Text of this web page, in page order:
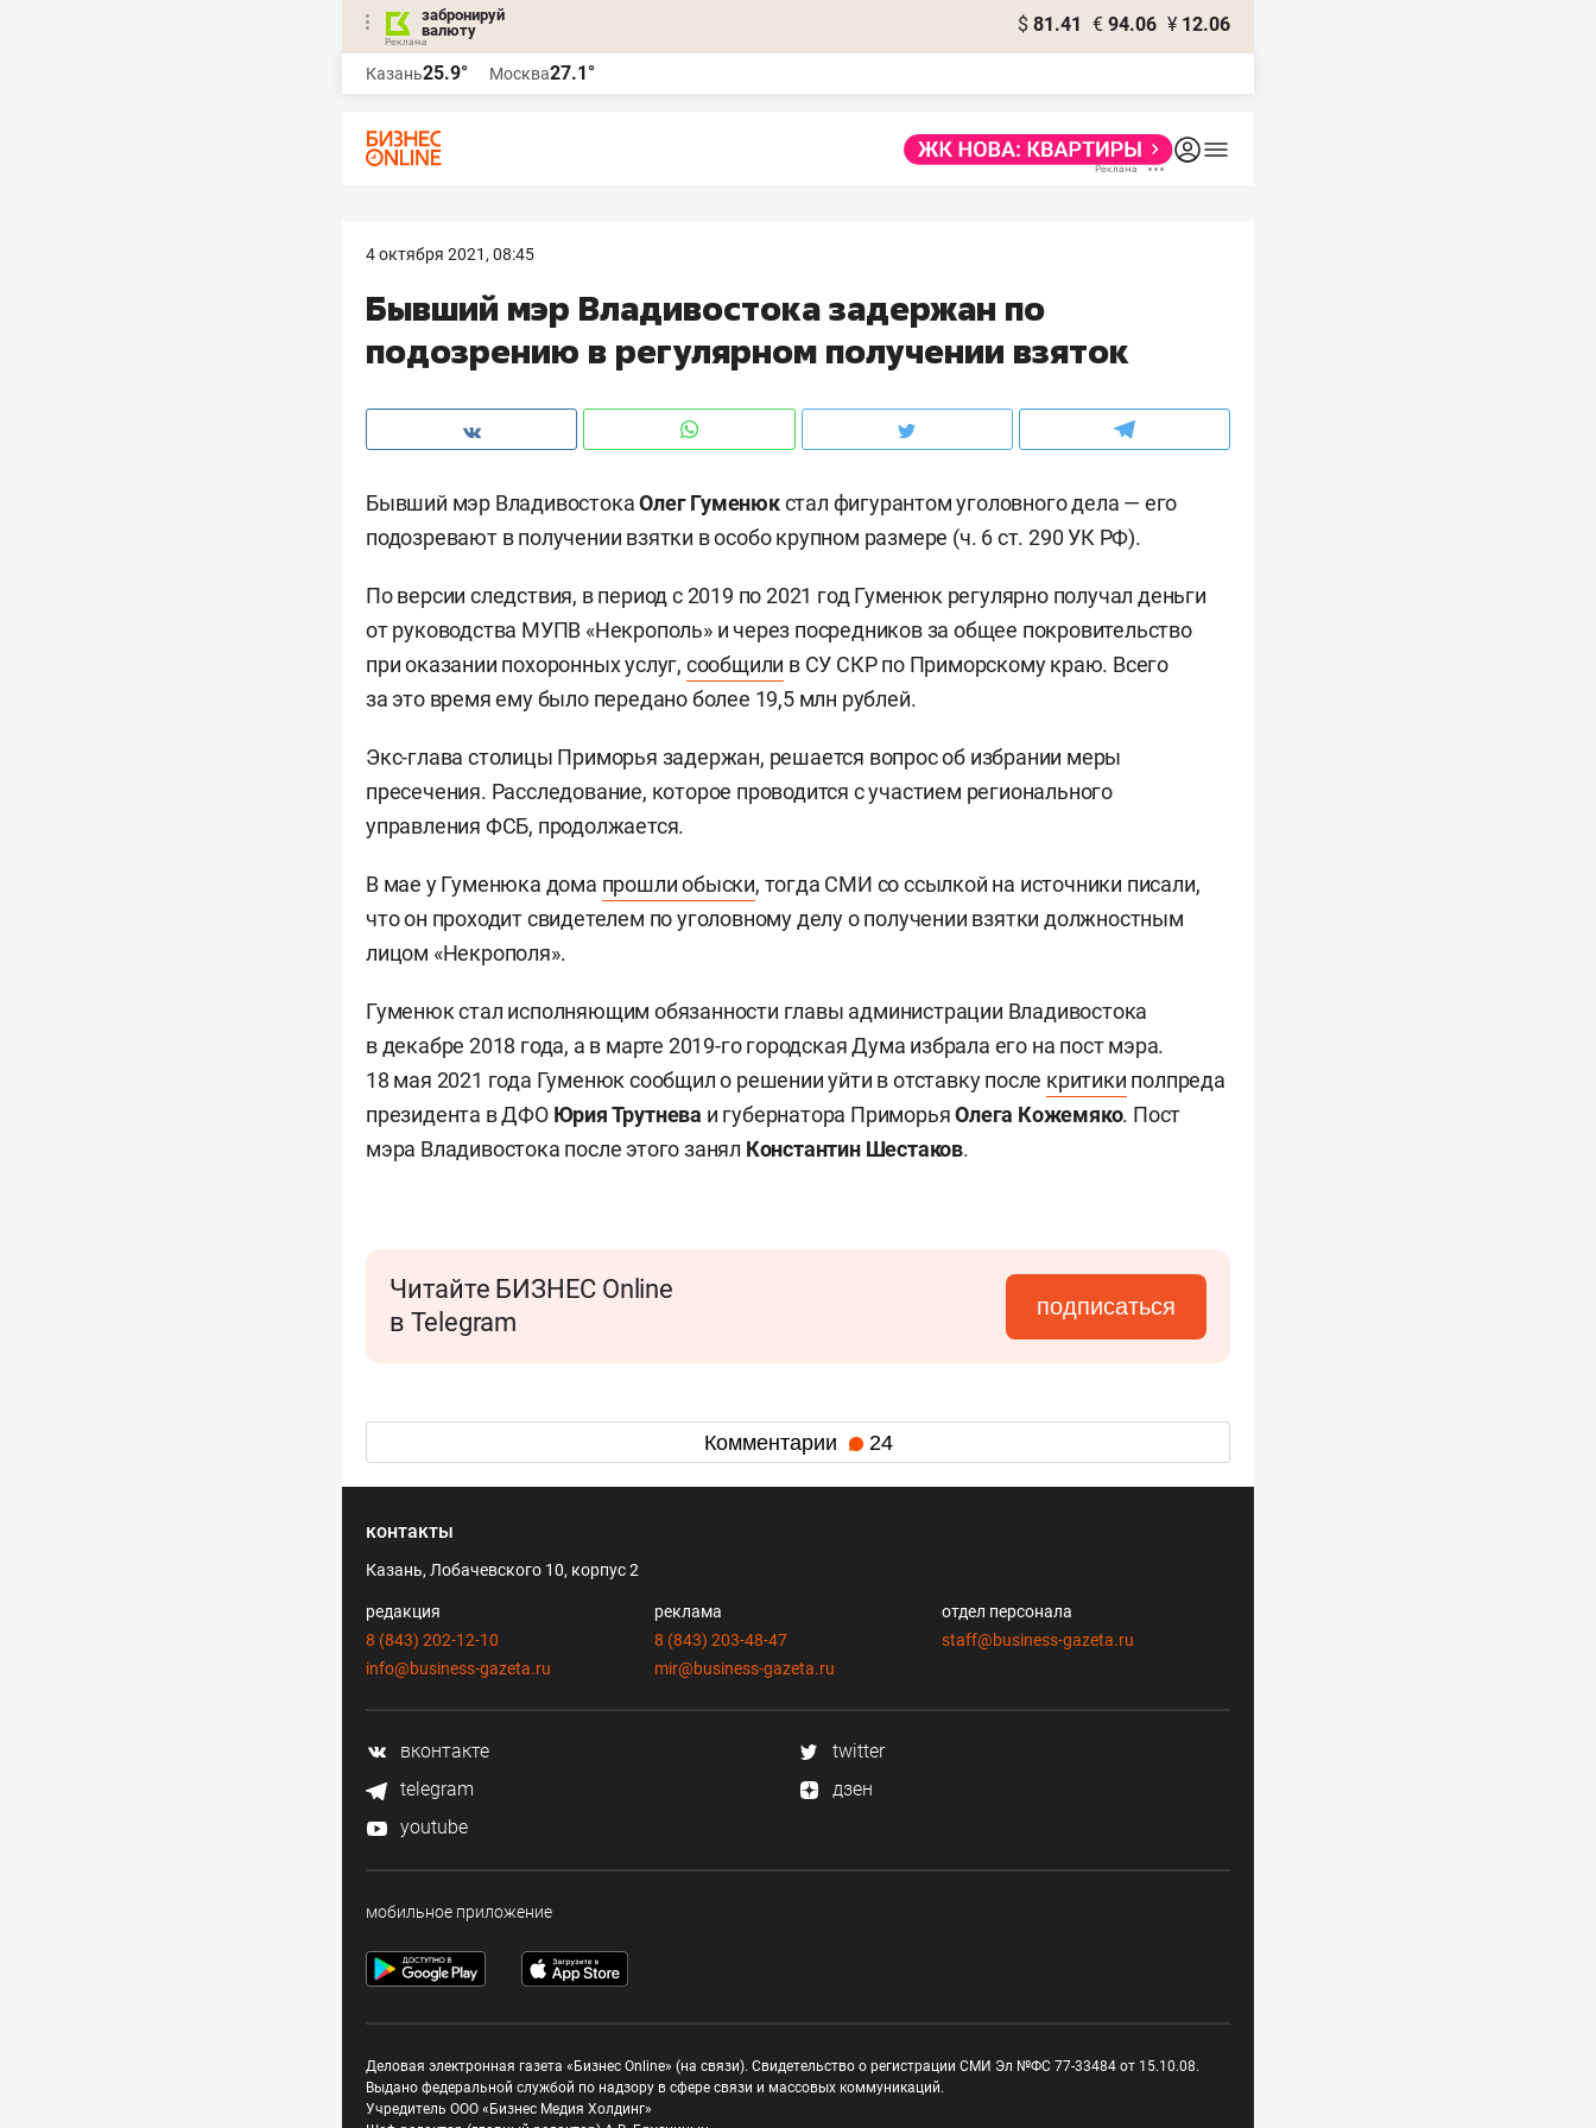
забронируй
валюту
$ 81.41 € 94.06 ¥ 12.06
Казань25.9° Москва27.1°
4 октября 2021, 08:45
Бывший мэр Владивостока задержан по
подозрению в регулярном получении взяток
Бывший мэр ВладивостокаОлег Гуменюкстал фигурантом уголовного дела — его
подозревают в получении взятки в особо крупном размере (ч. 6 ст. 290 УК РФ).
По версии следствия, в период с 2019 по 2021 год Гуменюк регулярно получал деньги
от руководства МУПВ «Некрополь» и через посредников за общее покровительство
при оказании похоронных услуг, сообщили в СУ СКР по Приморскому краю. Всего
за это время ему было передано более 19,5 млн рублей.
Экс-глава столицы Приморья задержан, решается вопрос об избрании меры
пресечения. Расследование, которое проводится с участием регионального
управления ФСБ, продолжается.
В мае у Гуменюка дома прошли обыски, тогда СМИ со ссылкой на источники писали,
что он проходит свидетелем по уголовному делу о получении взятки должностным
лицом «Некрополя».
Гуменюк стал исполняющим обязанности главы администрации Владивостока
в декабре 2018 года, а в марте 2019-го городская Дума избрала его на пост мэра.
18 мая 2021 года Гуменюк сообщил о решении уйти в отставку после критики полпреда
президента в ДФО Юрия Трутнева и губернатора ПриморьяОлега Кожемяко. Пост
мэра Владивостока после этого занял Константин Шестаков.
Читайте БИЗНЕС Online
в Telegram
подписаться
Комментарии 24
контакты
Казань, Лобачевского 10, корпус 2
редакция
8 (843) 202-12-10
info@business-gazeta.ru
реклама
8 (843) 203-48-47
mir@business-gazeta.ru
отдел персонала
staff@business-gazeta.ru
вконтакте
twitter
telegram
дзен
youtube
мобильное приложение
Деловая электронная газета «Бизнес Online» (на связи). Свидетельство о регистрации СМИ Эл №ФС 77-33484 от 15.10.08.
Выдано федеральной службой по надзору в сфере связи и массовых коммуникаций.
Учредитель ООО «Бизнес Медия Холдинг»